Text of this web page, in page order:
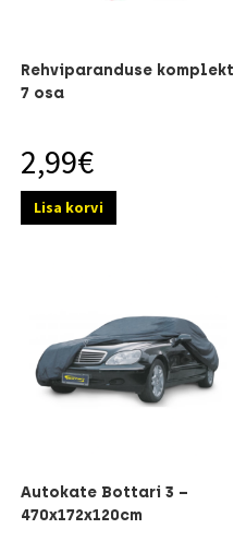
Rehviparanduse komplekt
7 osa
2,99€
Lisa korvi
Autokate Bottari 3 –
470x172x120cm